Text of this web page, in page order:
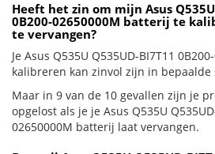
Heeft het zin om mijn Asus Q535U
0B200-02650000M batterij te
te vervangen?
Je Asus Q535U Q535UD-BI7T11
kalibreren kan zinvol zijn in bepaalde
Maar in 9 van de 10 gevallen zijn je
opgelost als je je Asus Q535U
02650000M batterij laat vervangen.